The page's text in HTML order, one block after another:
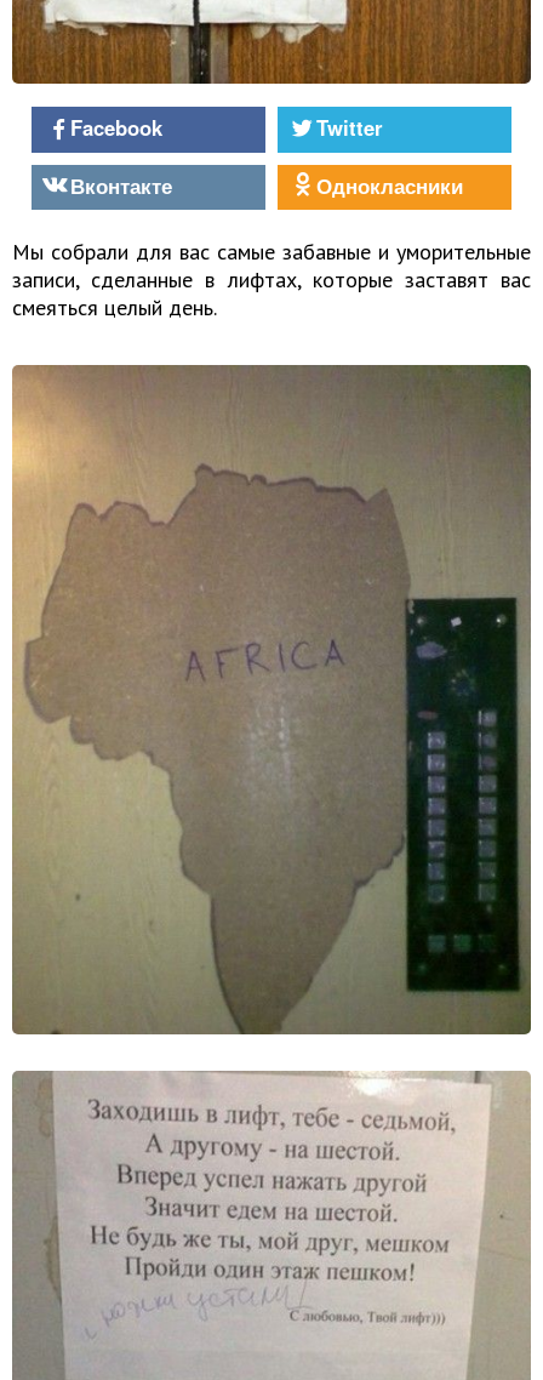
Facebook
Twitter
Вконтакте
Однокласники
Мы собрали для вас самые забавные и уморительные
записи, сделанные в лифтах, которые заставят вас
смеяться целый день.